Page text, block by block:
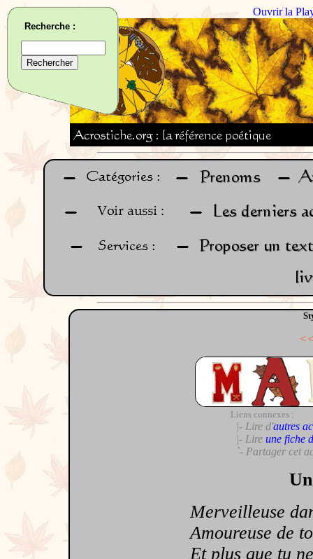
Ouvrir la
Liens connexes :
|- Lire d'autres
|- Lire une fiche
`- Partager cet
Merveilleuse
Amoureuse de
Et plus que tu
Recherche :